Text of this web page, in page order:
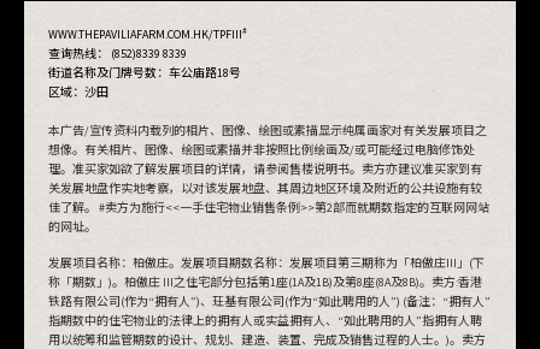
WWW.THEPAVILIAFARM.COM.HK/TPFIII#
查询热线： (852)8339 8339
街道名称及门牌号数： 车公庙路18号
区域：沙田
本广告/宣传资料内载列的相片、图像、绘图或素描显示纯属画家对有关发展项目之
想像。有关相片、图像、绘图或素描并非按照比例绘画及/或可能经过电脑修饰处
理。准买家如欲了解发展项目的详情，请参阅售楼说明书。卖方亦建议准买家到有
关发展地盘作实地考察，以对该发展地盘、其周边地区环境及附近的公共设施有较
佳了解。 #卖方为施行<<一手住宅物业销售条例>>第2部而就期数指定的互联网网站
的网址。
发展项目名称：柏傲庄。发展项目期数名称：发展项目第三期称为「柏傲庄III」(下
称「期数」)。柏傲庄 III之住宅部分包括第1座(1A及1B)及第8座(8A及8B)。卖方:香港
铁路有限公司(作为“拥有人”)、玨基有限公司(作为“如此聘用的人”) (备注：“拥有人”
指期数中的住宅物业的法律上的拥有人或实益拥有人、“如此聘用的人”指拥有人聘
用以统筹和监管期数的设计、规划、建造、装置、完成及销售过程的人士。)。卖方
查看抽签结果